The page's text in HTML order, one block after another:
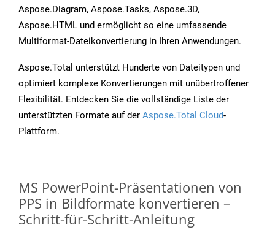
Aspose.Diagram, Aspose.Tasks, Aspose.3D,
Aspose.HTML und ermöglicht so eine umfassende
Multiformat-Dateikonvertierung in Ihren Anwendungen.
Aspose.Total unterstützt Hunderte von Dateitypen und
optimiert komplexe Konvertierungen mit unübertroffener
Flexibilität. Entdecken Sie die vollständige Liste der
unterstützten Formate auf der Aspose.Total Cloud-
Plattform.
MS PowerPoint-Präsentationen von
PPS in Bildformate konvertieren –
Schritt-für-Schritt-Anleitung